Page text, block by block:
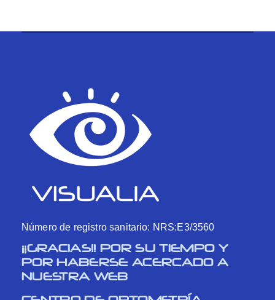
Número de registro sanitario: NRS:E3/3560
¡¡GRACIAS!! POR SU TIEMPO Y
POR HABERSE ACERCADO A
NUESTRA WEB